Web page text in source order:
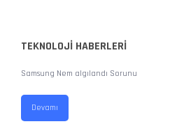
TEKNOLOJİ HABERLERİ
Samsung Nem algılandı Sorunu
Devamı